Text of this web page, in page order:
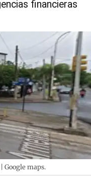
financieras
| Google maps.